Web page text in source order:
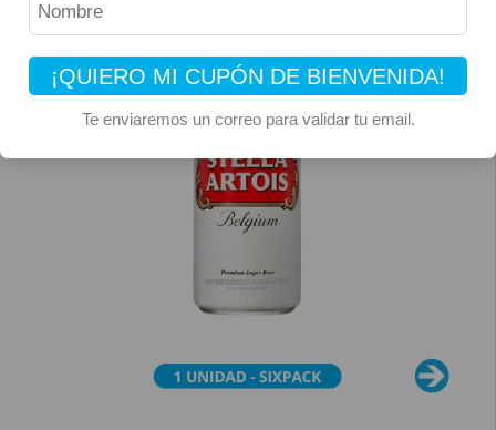
¡QUIERO MI CUPÓN DE BIENVENIDA!
Te enviaremos un correo para validar tu email.